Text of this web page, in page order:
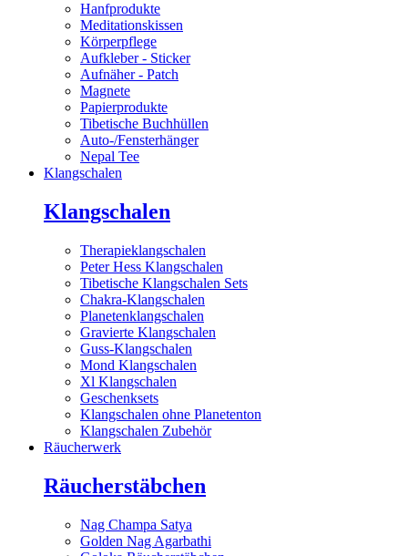
Hanfprodukte
Meditationskissen
Körperpflege
Aufkleber - Sticker
Aufnäher - Patch
Magnete
Papierprodukte
Tibetische Buchhüllen
Auto-/Fensterhänger
Nepal Tee
Klangschalen
Klangschalen
Therapieklangschalen
Peter Hess Klangschalen
Tibetische Klangschalen Sets
Chakra-Klangschalen
Planetenklangschalen
Gravierte Klangschalen
Guss-Klangschalen
Mond Klangschalen
Xl Klangschalen
Geschenksets
Klangschalen ohne Planetenton
Klangschalen Zubehör
Räucherwerk
Räucherstäbchen
Nag Champa Satya
Golden Nag Agarbathi